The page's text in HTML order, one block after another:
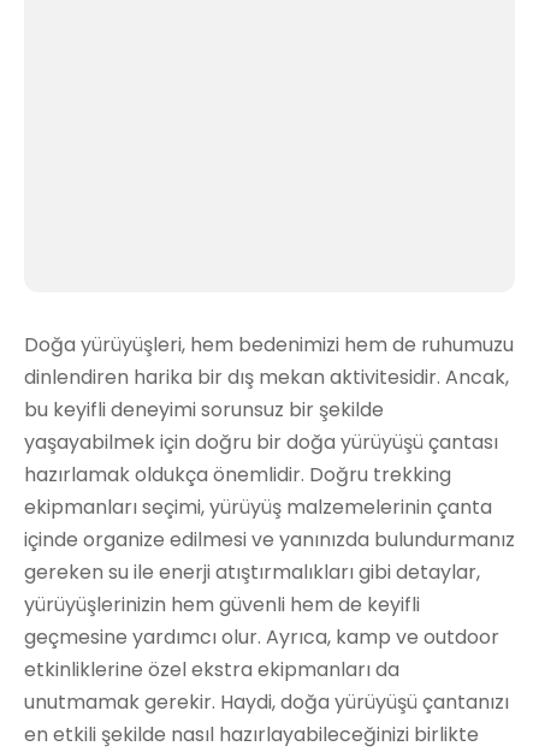
Doğa yürüyüşleri, hem bedenimizi hem de ruhumuzu
dinlendiren harika bir dış mekan aktivitesidir. Ancak,
bu keyifli deneyimi sorunsuz bir şekilde
yaşayabilmek için doğru bir doğa yürüyüşü çantası
hazırlamak oldukça önemlidir. Doğru trekking
ekipmanları seçimi, yürüyüş malzemelerinin çanta
içinde organize edilmesi ve yanınızda bulundurmanız
gereken su ile enerji atıştırmalıkları gibi detaylar,
yürüyüşlerinizin hem güvenli hem de keyifli
geçmesine yardımcı olur. Ayrıca, kamp ve outdoor
etkinliklerine özel ekstra ekipmanları da
unutmamak gerekir. Haydi, doğa yürüyüşü çantanızı
en etkili şekilde nasıl hazırlayabileceğinizi birlikte